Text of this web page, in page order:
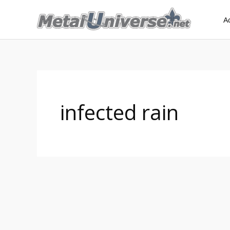
infected rain